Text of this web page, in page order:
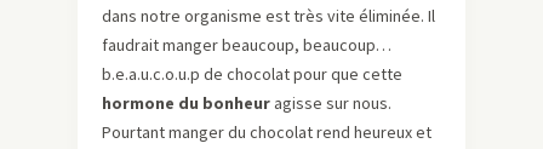
dans notre organisme est très vite éliminée. Il
faudrait manger beaucoup, beaucoup…
b.e.a.u.c.o.u.p de chocolat pour que cette
hormone du bonheur agisse sur nous.
Pourtant manger du chocolat rend heureux et